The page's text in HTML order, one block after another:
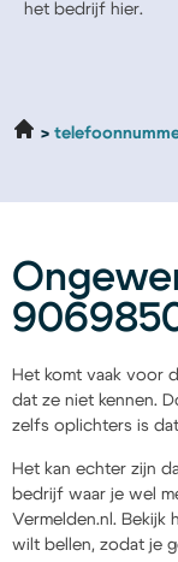
het bedrijf hier.
Het komt vaak voor
dat ze niet kennen.
zelfs oplichters is
Het kan echter zijn
bedrijf waar je wel
Vermelden.nl. Bekijk
wilt bellen, zodat je